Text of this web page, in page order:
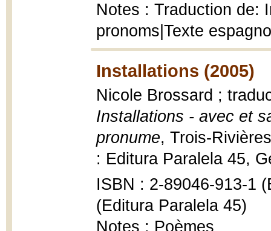
Notes : Traduction de:
pronoms|Texte
Installations (2005)
Nicole Brossard ;
Installations - avec et
pronume, Trois-
: Editura Paralela 45,
ISBN : 2-89046-913-1
(Editura Paralela 45)
Notes : Poèmes